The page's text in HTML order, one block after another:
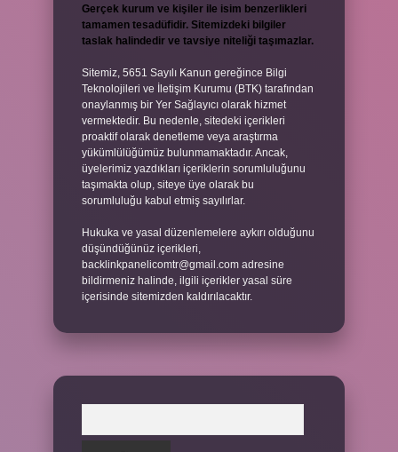
Gerçek kurum ve kişiler ile isim benzerlikleri
tamamen tesadüfidir. Sitemizdeki bilgiler
taslak halindedir ve tavsiye niteliği taşımazlar.
Sitemiz, 5651 Sayılı Kanun gereğince Bilgi
Teknolojileri ve İletişim Kurumu (BTK) tarafından
onaylanmış bir Yer Sağlayıcı olarak hizmet
vermektedir. Bu nedenle, sitedeki içerikleri
proaktif olarak denetleme veya araştırma
yükümlülüğümüz bulunmamaktadır. Ancak,
üyelerimiz yazdıkları içeriklerin sorumluluğunu
taşımakta olup, siteye üye olarak bu
sorumluluğu kabul etmiş sayılırlar.
Hukuka ve yasal düzenlemelere aykırı olduğunu
düşündüğünüz içerikleri,
backlinkpanelicomtr@gmail.com adresine
bildirmeniz halinde, ilgili içerikler yasal süre
içerisinde sitemizden kaldırılacaktır.